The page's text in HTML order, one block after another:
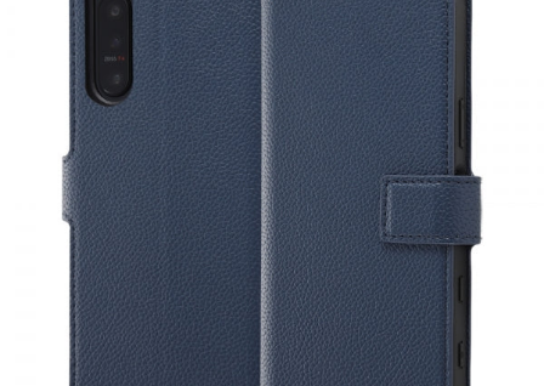
Xperia
Galaxy
AQUOS
Google